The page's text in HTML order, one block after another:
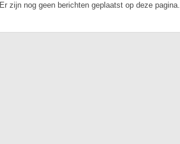
Er zijn nog geen berichten geplaatst op deze pagina.